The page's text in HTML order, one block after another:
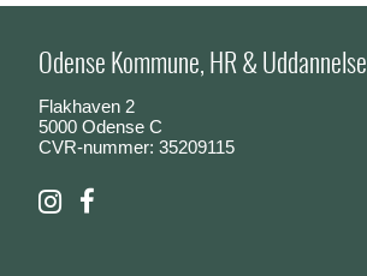
Odense Kommune, HR & Uddannelse
Flakhaven 2
5000 Odense C
CVR-nummer: 35209115